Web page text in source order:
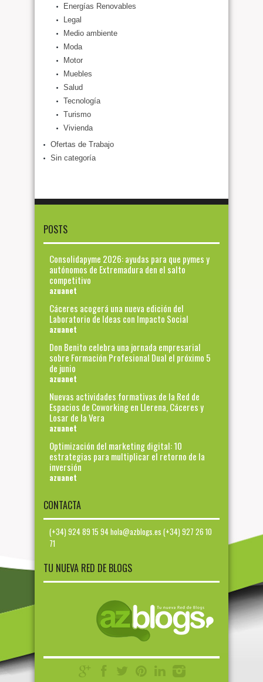
Energías Renovables
Legal
Medio ambiente
Moda
Motor
Muebles
Salud
Tecnología
Turismo
Vivienda
Ofertas de Trabajo
Sin categoría
POSTS
Consolidapyme 2026: ayudas para que pymes y
autónomos de Extremadura den el salto
competitivo
azuanet
Cáceres acogerá una nueva edición del
Laboratorio de Ideas con Impacto Social
azuanet
Don Benito celebra una jornada empresarial
sobre Formación Profesional Dual el próximo 5
de junio
azuanet
Nuevas actividades formativas de la Red de
Espacios de Coworking en Llerena, Cáceres y
Losar de la Vera
azuanet
Optimización del marketing digital: 10
estrategias para multiplicar el retorno de la
inversión
azuanet
CONTACTA
(+34) 924 89 15 94 hola@azblogs.es (+34) 927 26 10
71
TU NUEVA RED DE BLOGS